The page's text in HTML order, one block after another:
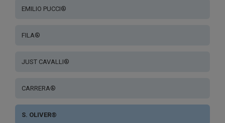
EMILIO PUCCI®
FILA®
JUST CAVALLI®
CARRERA®
S. OLIVER®